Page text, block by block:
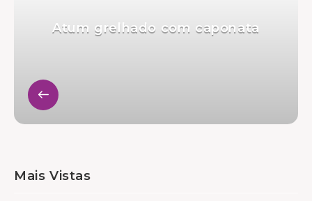
Atum grelhado com caponata
Mais Vistas